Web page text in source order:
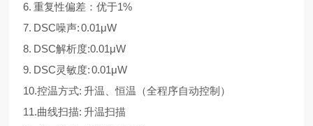
6. 重复性偏差：优于1%
7. DSC噪声: 0.01μW
8. DSC解析度:0.01μW
9. DSC灵敏度: 0.01μW
10.控温方式: 升温、恒温（全程序自动控制）
11.曲线扫描: 升温扫描